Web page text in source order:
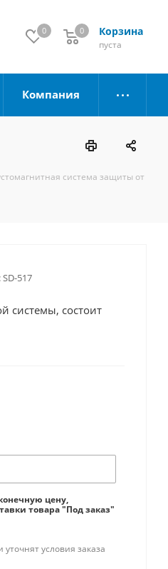
0 Корзина
пуста
0
Компания
система защиты от
SD-517
системы, состоит
цену,
товара "Под заказ"
условия заказа